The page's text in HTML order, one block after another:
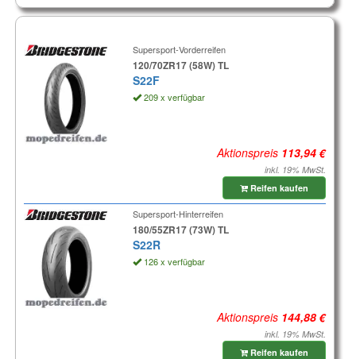
Supersport-Vorderreifen
120/70ZR17 (58W) TL
S22F
209 x verfügbar
Aktionspreis
inkl. 19% MwSt.
Reifen kaufen
Supersport-Hinterreifen
180/55ZR17 (73W) TL
S22R
126 x verfügbar
Aktionspreis
inkl. 19% MwSt.
Reifen kaufen